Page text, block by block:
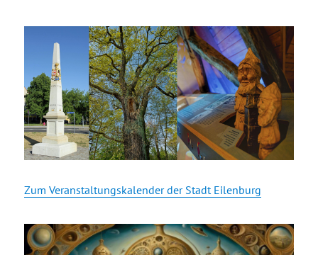
Zum Veranstaltungskalender der Stadt Eilenburg